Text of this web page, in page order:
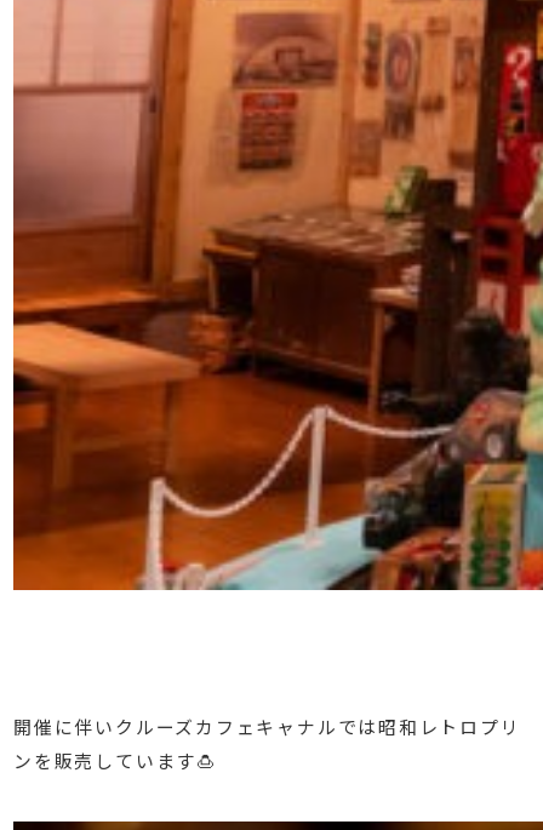
開催に伴いクルーズカフェキャナルでは昭和レトロプリ
ンを販売しています🍮